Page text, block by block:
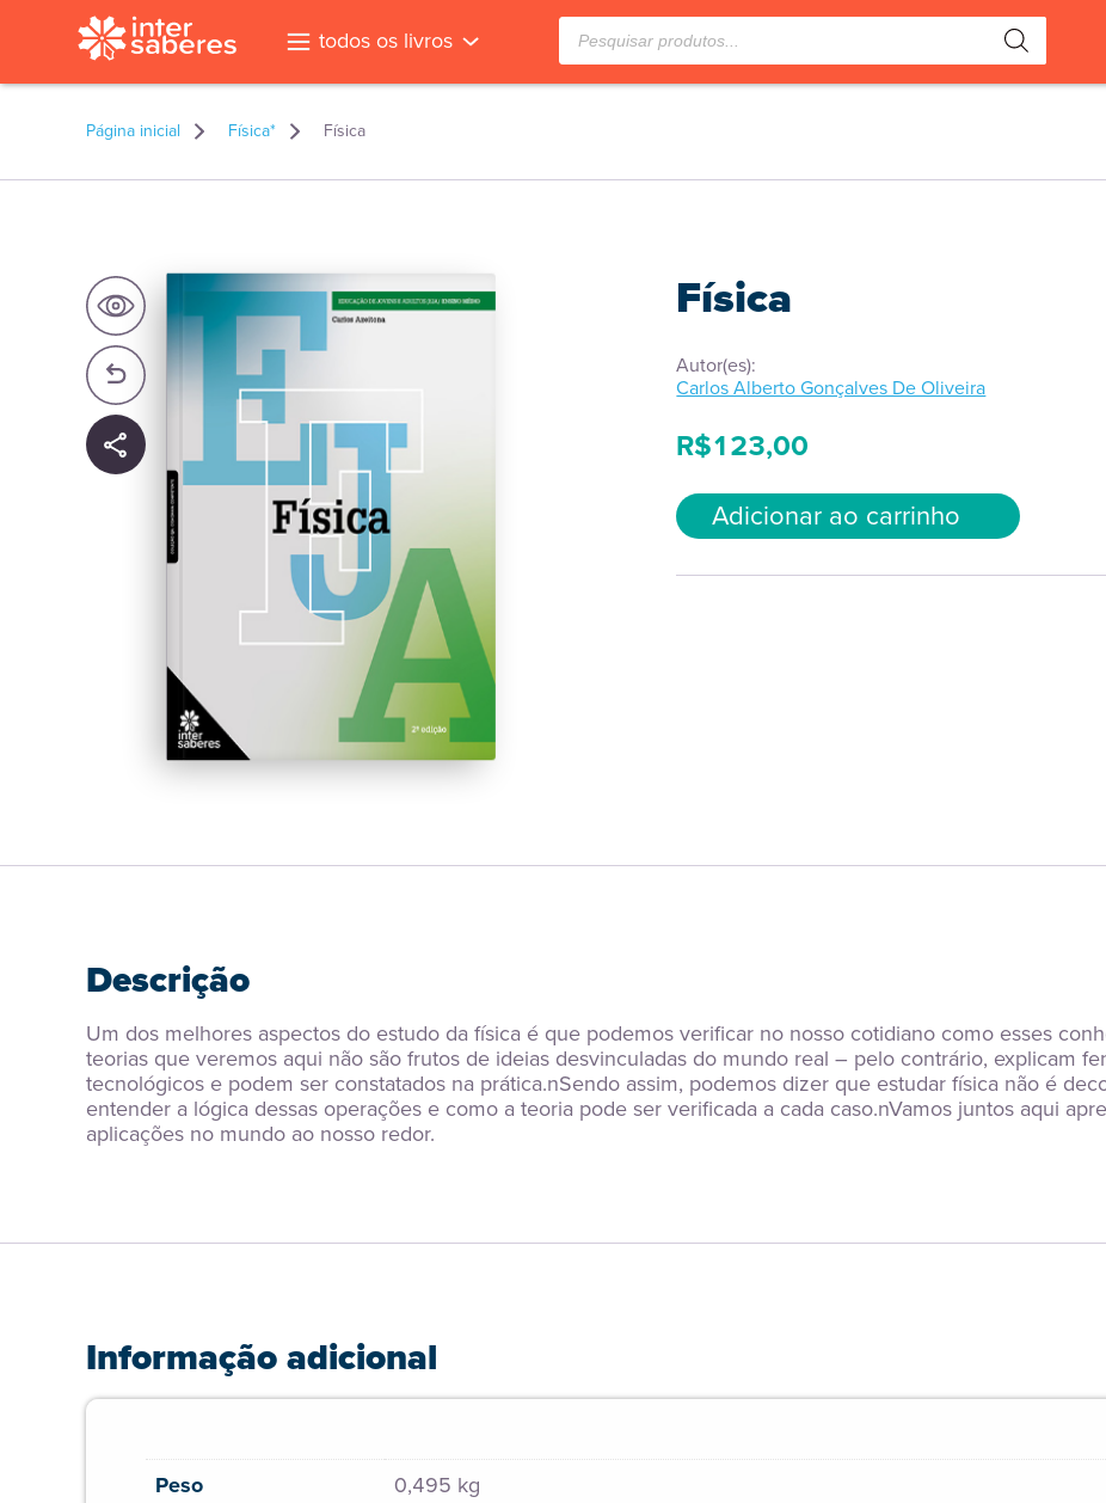
todos os livros Pesquisar
produtos
Página inicial Física* Física
Física
Autor(es):
Carlos Alberto Gonçalves De Oliveira
R$123,00
Adicionar ao carrinho
Descrição
Um dos melhores aspectos do estudo da física é que podemos verificar no nosso cotidiano como esses
teorias que veremos aqui não são frutos de ideias desvinculadas do mundo real – pelo contrário, explicam
tecnológicos e podem ser constatados na prática.nSendo assim, podemos dizer que estudar física não é
entender a lógica dessas operações e como a teoria pode ser verificada a cada caso.nVamos juntos aqui
aplicações no mundo ao nosso redor.
Informação adicional
Peso
0,495 kg